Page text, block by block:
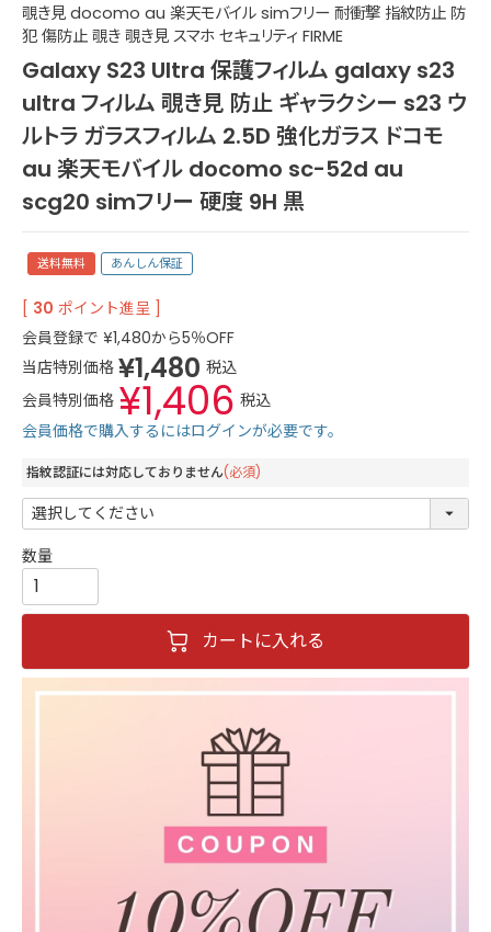
覗き見 docomo au 楽天モバイル simフリー 耐衝撃 指紋防止 防
犯 傷防止 覗き 覗き見 スマホ セキュリティ FIRME
Galaxy S23 Ultra 保護フィルム galaxy s23
ultra フィルム 覗き見 防止 ギャラクシー s23 ウ
ルトラ ガラスフィルム 2.5D 強化ガラス ドコモ
au 楽天モバイル docomo sc-52d au
scg20 simフリー 硬度 9H 黒
送料無料 あんしん保証
[ 30 ポイント進呈 ]
会員登録で ¥1,480から5％OFF
当店特別価格 ¥1,480 税込
会員特別価格 ¥1,406 税込
会員価格で購入するにはログインが必要です。
指紋認証には対応しておりません(必須)
カートに入れる